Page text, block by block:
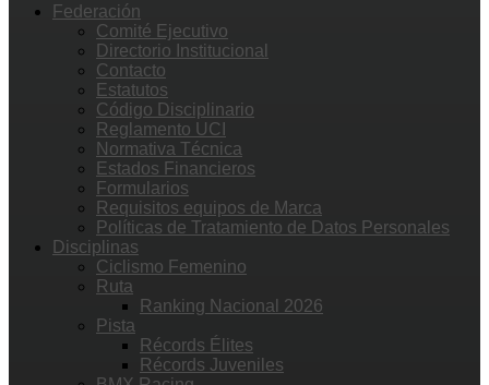
Federación
Comité Ejecutivo
Directorio Institucional
Contacto
Estatutos
Código Disciplinario
Reglamento UCI
Normativa Técnica
Estados Financieros
Formularios
Requisitos equipos de Marca
Políticas de Tratamiento de Datos Personales
Disciplinas
Ciclismo Femenino
Ruta
Ranking Nacional 2026
Pista
Récords Élites
Récords Juveniles